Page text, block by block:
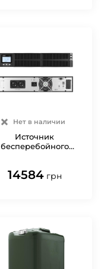
Нет в наличии
Источник
бесперебойного
14584 грн